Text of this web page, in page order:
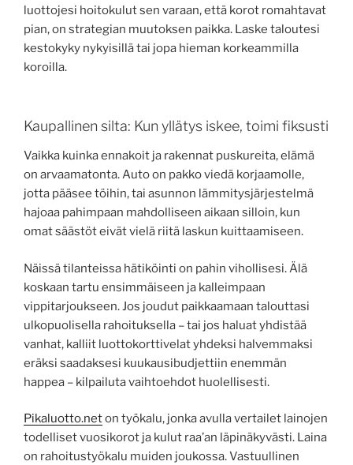
luottojesi hoitokulut sen varaan, että korot romahtavat
pian, on strategian muutoksen paikka. Laske taloutesi
kestokyky nykyisillä tai jopa hieman korkeammilla
koroilla.
Kaupallinen silta: Kun yllätys iskee, toimi fiksusti
Vaikka kuinka ennakoit ja rakennat puskureita, elämä
on arvaamatonta. Auto on pakko viedä korjaamolle,
jotta pääsee töihin, tai asunnon lämmitysjärjestelmä
hajoaa pahimpaan mahdolliseen aikaan silloin, kun
omat säästöt eivät vielä riitä laskun kuittaamiseen.
Näissä tilanteissa hätiköinti on pahin vihollisesi. Älä
koskaan tartu ensimmäiseen ja kalleimpaan
vippitarjoukseen. Jos joudut paikkaamaan talouttasi
ulkopuolisella rahoituksella – tai jos haluat yhdistää
vanhat, kalliit luottokorttivelat yhdeksi halvemmaksi
eräksi saadaksesi kuukausibudjettiin enemmän
happea – kilpailuta vaihtoehdot huolellisesti.
Pikaluotto.neton työkalu, jonka avulla vertailet lainojen
todelliset vuosikorot ja kulut raa’an läpinäkyvästi. Laina
on rahoitustyökalu muiden joukossa. Vastuullinen